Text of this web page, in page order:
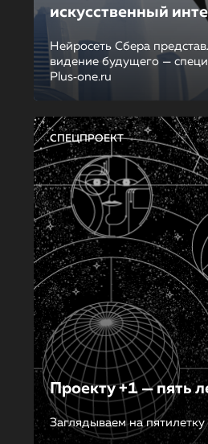
искусственный
Нейросеть Сбера
видение будущего —
Plus‑one.ru
СПЕЦПРОЕКТ
Проекту +1 — пять
Заглядываем на пятилетку